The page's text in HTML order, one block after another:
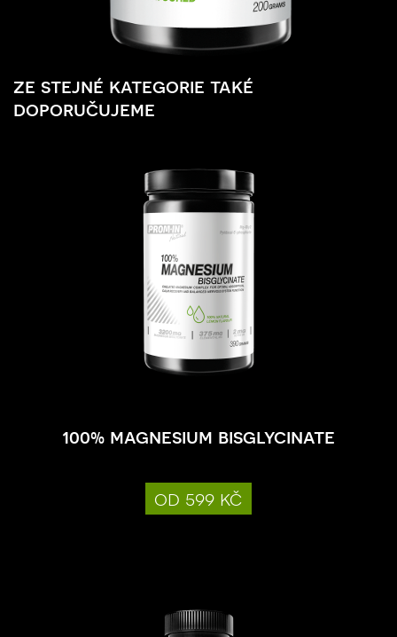
ze stejné kategorie také
doporučujeme
100% magnesium bisglycinate
od 599 kč